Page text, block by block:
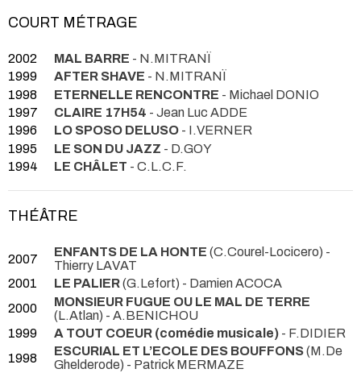
COURT MÉTRAGE
2002 MAL BARRE - N.MITRANÏ
1999
AFTER SHAVE - N.MITRANÏ
1998
ETERNELLE RENCONTRE - Michael DONIO
1997
CLAIRE 17H54 - Jean Luc ADDE
1996
LO SPOSO DELUSO - I.VERNER
1995
LE SON DU JAZZ - D.GOY
1994
LE CHÂLET - C.L.C.F.
THÉÂTRE
2007 ENFANTS DE LA HONTE (C.Courel-Locicero) -
Thierry LAVAT
2001
LE PALIER(G.Lefort) - Damien ACOCA
2000
MONSIEUR FUGUE OU LE MAL DE TERRE
(L.Atlan) - A.BENICHOU
1999
A TOUT COEUR (comédie musicale) - F.DIDIER
1998
ESCURIAL ET L’ECOLE DES BOUFFONS(M.De
Ghelderode) - Patrick MERMAZE